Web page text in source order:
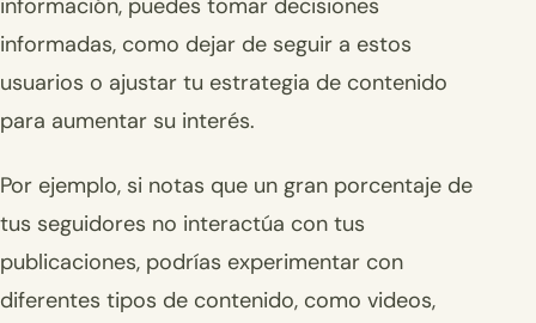
información, puedes tomar decisiones
informadas, como dejar de seguir a estos
usuarios o ajustar tu estrategia de contenido
para aumentar su interés.
Por ejemplo, si notas que un gran porcentaje de
tus seguidores no interactúa con tus
publicaciones, podrías experimentar con
diferentes tipos de contenido, como videos,